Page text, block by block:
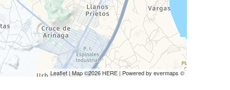
Leaflet| Map ©2026HERE | Powered by evermaps ©